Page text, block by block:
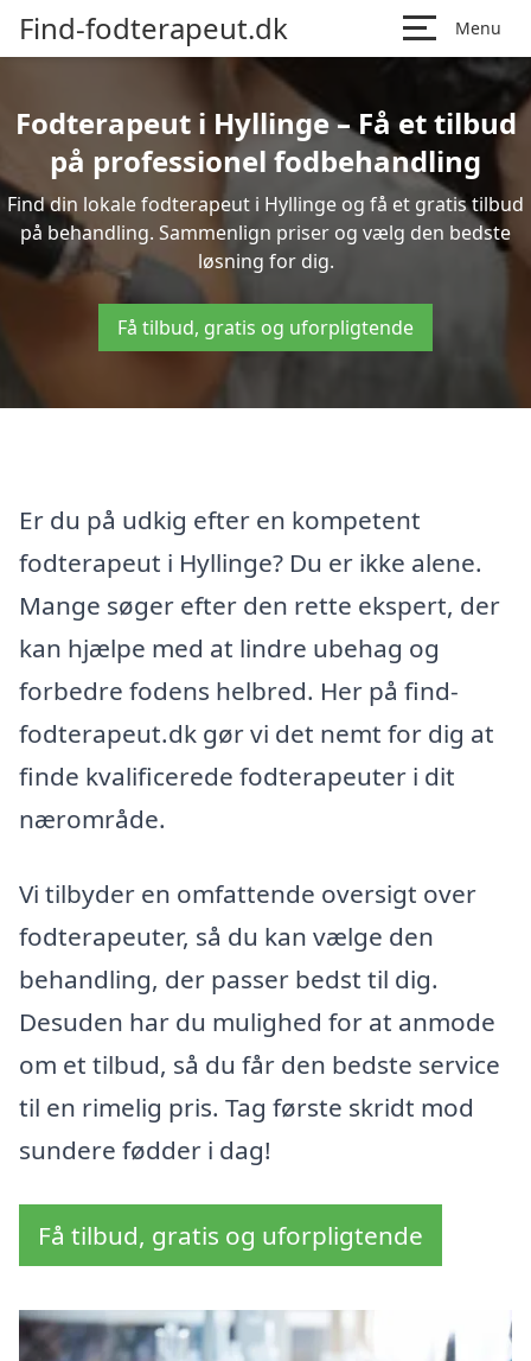
Find-fodterapeut.dk Menu
Fodterapeut i Hyllinge – Få et tilbud
på professionel fodbehandling
Find din lokale fodterapeut i Hyllinge og få et gratis tilbud
på behandling. Sammenlign priser og vælg den bedste
løsning for dig.
Få tilbud, gratis og uforpligtende
Er du på udkig efter en kompetent
fodterapeut i Hyllinge? Du er ikke alene.
Mange søger efter den rette ekspert, der
kan hjælpe med at lindre ubehag og
forbedre fodens helbred. Her på find-
fodterapeut.dk gør vi det nemt for dig at
finde kvalificerede fodterapeuter i dit
nærområde.
Vi tilbyder en omfattende oversigt over
fodterapeuter, så du kan vælge den
behandling, der passer bedst til dig.
Desuden har du mulighed for at anmode
om et tilbud, så du får den bedste service
til en rimelig pris. Tag første skridt mod
sundere fødder i dag!
Få tilbud, gratis og uforpligtende